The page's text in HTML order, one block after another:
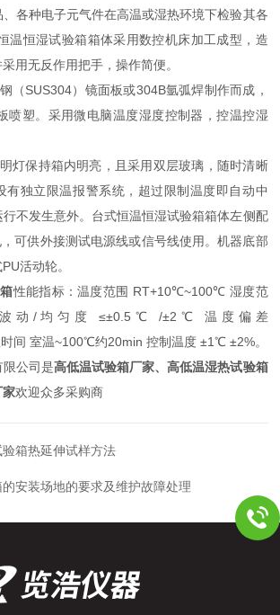
各种电子元气件在高温或湿热环境下检验其各
温恒湿试验箱箱体采用数控机床加工成型，造
用无反作用把手，操作简便。
（SUS304）镜面板或304B氩弧焊制作而成，
喷塑。采用微电脑温度湿度控制器，控温控湿
灯保持箱内明亮，且采用双层玻璃，随时清晰
有独立限温报警系统，超过限制温度即自动中
不发生意外。台式恒温恒湿试验箱箱体左侧配
可供外接测试电源线或信号线使用。机器底部
活动轮。
性能指标：温度范围 RT+10℃~100℃ 湿度范
波动/均匀度 ≤±0.5℃ /±2℃ 温度偏差
间 室温~100℃约20min 控制温度 ±1℃ ±2%。
限公司是高低温试验箱厂家、高低温湿热试验箱
家欢迎众多采购商
箱热延伸试样方法
安装场地的要求及维护故障处理